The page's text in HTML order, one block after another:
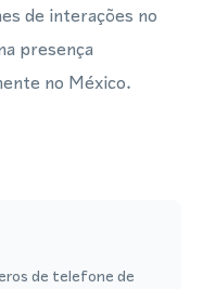
de interações no
presença
no México.
de telefone de